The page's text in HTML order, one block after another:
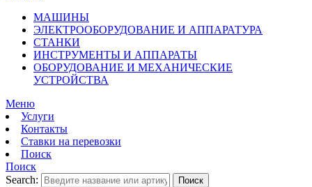
МАШИНЫ
ЭЛЕКТРООБОРУДОВАНИЕ И АППАРАТУРА
СТАНКИ
ИНСТРУМЕНТЫ И АППАРАТЫ
ОБОРУДОВАНИЕ И МЕХАНИЧЕСКИЕ
УСТРОЙСТВА
Меню
Услуги
Контакты
Ставки на перевозки
Поиск
Поиск
Search:
Поиск